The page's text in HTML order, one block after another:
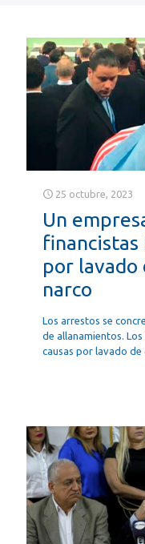
25 octubre, 2023
Un
por lavado
narco
Los arrestos se
de allanamientos.
causas por lavado